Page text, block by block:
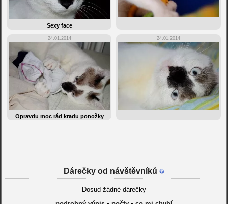
Sexy face
24.01.2014
Opravdu moc rád kradu ponožky
24.01.2014
Dárečky od návštěvníků
Dosud žádné dárečky